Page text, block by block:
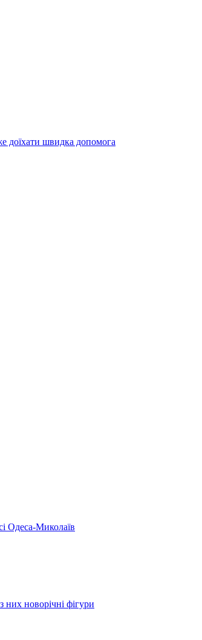
доїхати швидка допомога
Одеса-Миколаїв
них новорічні фігури